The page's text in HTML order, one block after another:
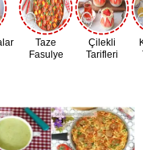
Taze
Fasulye
Çilekli
Tarifleri